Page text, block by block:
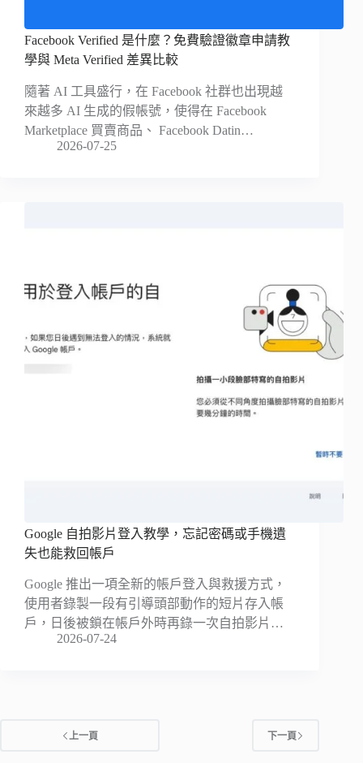
Facebook Verified 是什麼？免費驗證徽章申請教
學與 Meta Verified 差異比較
隨著 AI 工具盛行，在 Facebook 社群也出現越
來越多 AI 生成的假帳號，使得在 Facebook
Marketplace 買賣商品、 Facebook Datin…
2026-07-25
Google 自拍影片登入教學，忘記密碼或手機遺
失也能救回帳戶
Google 推出一項全新的帳戶登入與救援方式，
使用者錄製一段有引導頭部動作的短片存入帳
戶，日後被鎖在帳戶外時再錄一次自拍影片…
2026-07-24
上一頁 下一頁